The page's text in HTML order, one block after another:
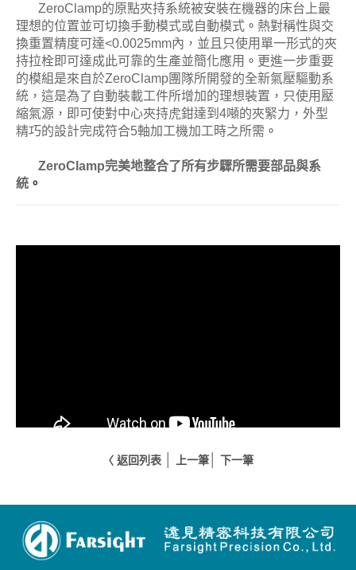
ZeroClamp的原點夾持系統被安裝在機器的床台上最
理想的位置並可切換手動模式或自動模式 。 熱對稱性與交
換重置精度可達˂0.0025mm內，並且只使用單一形式的夾
持拉栓即可達成此可靠的生產並簡化應用 。 更進一步重要
的模組是來自於ZeroClamp團隊所開發的全新氣壓驅動系
統，這是為了自動裝載工件所增加的理想裝置，只使用壓
縮氣源，即可使對中心夾持虎鉗達到4噸的夾緊力，外型
精巧的設計完成符合5軸加工機加工時之所需 。
ZeroClamp完美地整合了所有步驟所需要部品與系
統 。
〈 返回列表 上一筆 下一筆